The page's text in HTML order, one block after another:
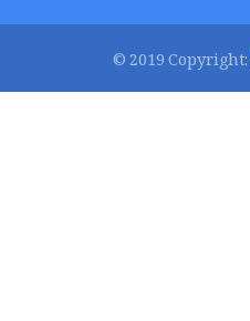
© 2019 Copyright: